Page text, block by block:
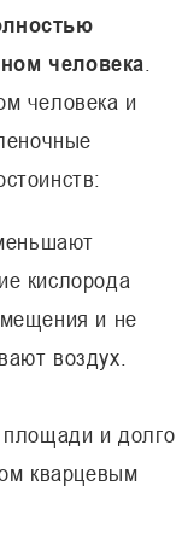
человека
человека и
кислорода
и не
воздух.
и долго
кварцевым